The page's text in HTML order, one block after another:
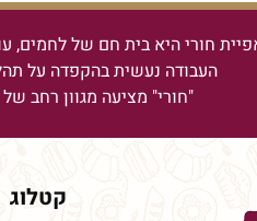
חורי היא בית חם של לחמים,
העבודה נעשית בהקפדה על
"חורי" מציעה מגוון רחב
קטלוג